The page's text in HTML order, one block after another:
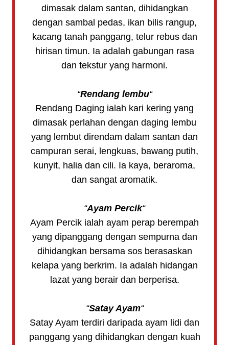
dimasak dalam santan, dihidangkan
dengan sambal pedas, ikan bilis rangup,
kacang tanah panggang, telur rebus dan
hirisan timun. Ia adalah gabungan rasa
dan tekstur yang harmoni.
“Rendang lembu“
Rendang Daging ialah kari kering yang
dimasak perlahan dengan daging lembu
yang lembut direndam dalam santan dan
campuran serai, lengkuas, bawang putih,
kunyit, halia dan cili. Ia kaya, beraroma,
dan sangat aromatik.
“Ayam Percik“
Ayam Percik ialah ayam perap berempah
yang dipanggang dengan sempurna dan
dihidangkan bersama sos berasaskan
kelapa yang berkrim. Ia adalah hidangan
lazat yang berair dan berperisa.
“Satay Ayam“
Satay Ayam terdiri daripada ayam lidi dan
panggang yang dihidangkan dengan kuah